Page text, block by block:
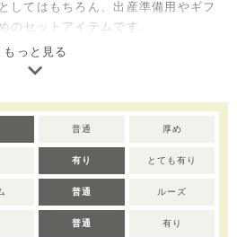
してはもちろん、出産準備用やギフ
のセットアイテムです。
触りや着心地がソフトで赤ちゃんの
ります。
部分ボタン有り、120-130サイズ：
実際の商品の色味と異なって見える
もっと見る
普通 厚め
有り とても有り
普通 ルーズ
普通 有り